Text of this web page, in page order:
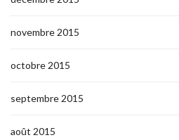
novembre 2015
octobre 2015
septembre 2015
août 2015